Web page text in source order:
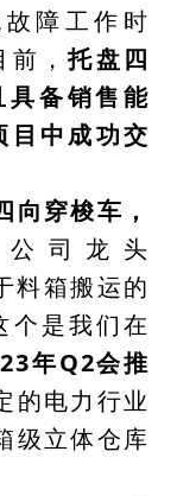
障工作时
前，托盘四
具备销售能
目中成功交
向穿梭车，
司龙头
料箱搬运的
个是我们在
年Q2会推
的电力行业
级立体仓库